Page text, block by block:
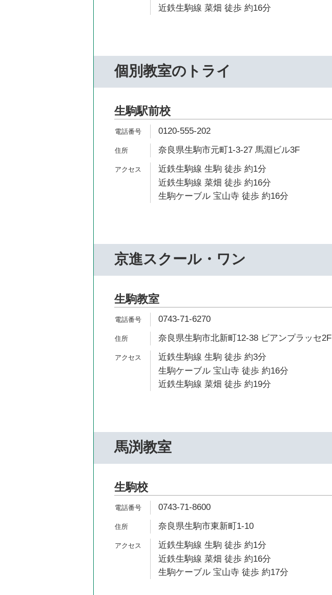
近鉄生駒線 菜畑 徒歩 約16分
個別教室のトライ
生駒駅前校
0120-555-202
奈良県生駒市元町1-3-27 馬淵ビル3F
近鉄生駒線 生駒 徒歩 約1分
近鉄生駒線 菜畑 徒歩 約16分
生駒ケーブル 宝山寺 徒歩 約16分
京進スクール・ワン
生駒教室
0743-71-6270
奈良県生駒市北新町12-38 ビアンプラッセ2F
近鉄生駒線 生駒 徒歩 約3分
生駒ケーブル 宝山寺 徒歩 約16分
近鉄生駒線 菜畑 徒歩 約19分
馬渕教室
生駒校
0743-71-8600
奈良県生駒市東新町1-10
近鉄生駒線 生駒 徒歩 約1分
近鉄生駒線 菜畑 徒歩 約16分
生駒ケーブル 宝山寺 徒歩 約17分